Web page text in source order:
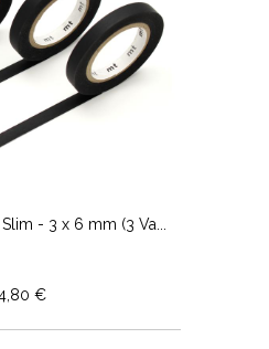
- 3 x 6 mm (3 Va...
€